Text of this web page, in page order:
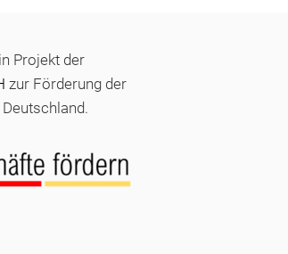
Projekt der
zur Förderung der